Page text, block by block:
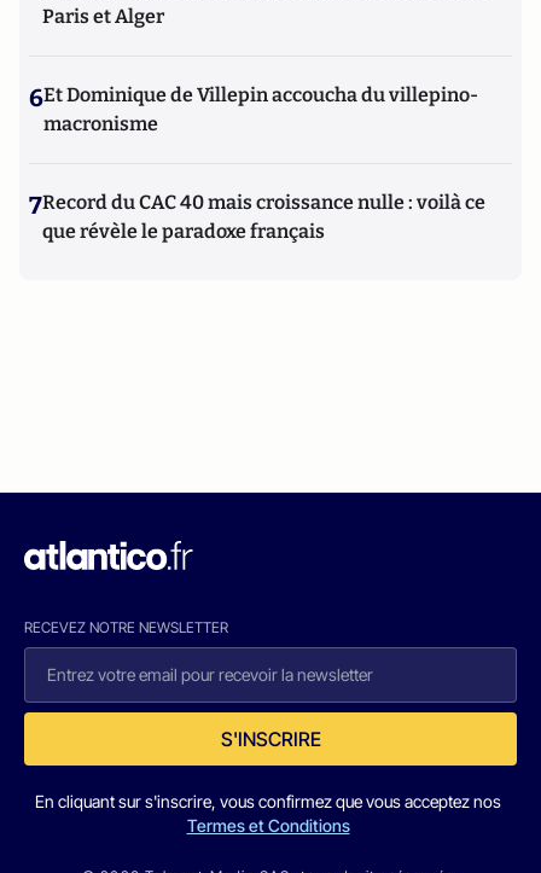
Paris et Alger
6Et Dominique de Villepin accoucha du villepino-
macronisme
7Record du CAC 40 mais croissance nulle : voilà ce
que révèle le paradoxe français
RECEVEZ NOTRE NEWSLETTER
S'INSCRIRE
En cliquant sur s'inscrire, vous confirmez que vous acceptez nos
Termes et Conditions